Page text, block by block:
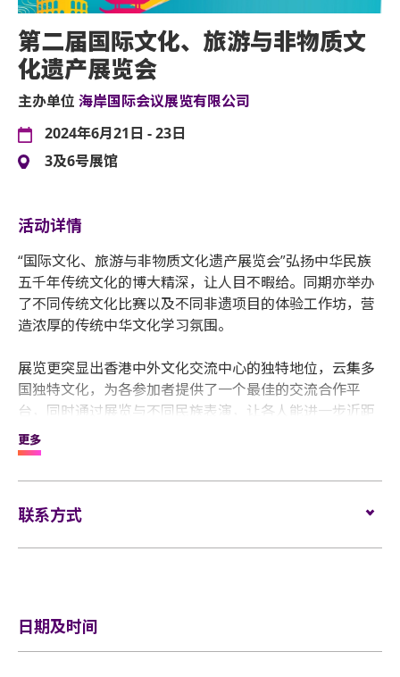
第二届国际文化、旅游与非物质文
化遗产展览会
主办单位 海岸国际会议展览有限公司
2024年6月21日 - 23日
3及6号展馆
活动详情
“国际文化、旅游与非物质文化遗产展览会”弘扬中华民族
五千年传统文化的博大精深，让人目不暇给。同期亦举办
了不同传统文化比赛以及不同非遗项目的体验工作坊，营
造浓厚的传统中华文化学习氛围。
展览更突显出香港中外文化交流中心的独特地位，云集多
国独特文化，为各参加者提供了一个最佳的交流合作平
台，同时通过展览与不同民族表演，让各人能进一步近距
离体验不一样的异国风情，享受一场文化盛宴。
一代的教育与文化传承，同时让参加者能饱览世界各地的
更多
联系方式
日期及时间